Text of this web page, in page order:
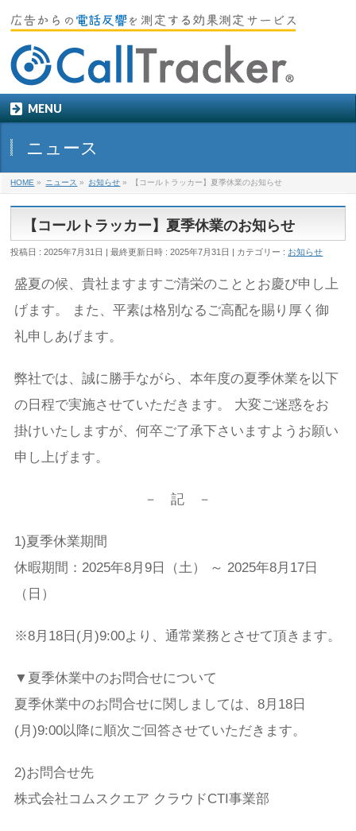
MENU
ニュース
HOME » ニュース » お知らせ » 【コールトラッカー】夏季休業のお知らせ
【コールトラッカー】夏季休業のお知らせ
投稿日 : 2025年7月31日 最終更新日時 : 2025年7月31日 カテゴリー : お知らせ
盛夏の候、貴社ますますご清栄のこととお慶び申し上
げます。 また、平素は格別なるご高配を賜り厚く御
礼申しあげます。
弊社では、誠に勝手ながら、本年度の夏季休業を以下
の日程で実施させていただきます。 大変ご迷惑をお
掛けいたしますが、何卒ご了承下さいますようお願い
申し上げます。
－ 記 －
1)夏季休業期間
休暇期間：2025年8月9日（土） ～ 2025年8月17日
（日）
※8月18日(月)9:00より、通常業務とさせて頂きます。
▼夏季休業中のお問合せについて
夏季休業中のお問合せに関しましては、8月18日
(月)9:00以降に順次ご回答させていただきます。
2)お問合せ先
株式会社コムスクエア クラウドCTI事業部